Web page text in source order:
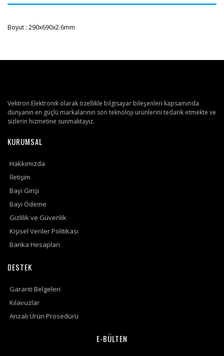
Boyut : 290x690x2.6mm
Vektron Elektronik olarak özellikle bilgisayar bileşenleri kapsamında
dünyanın en güçlü markalarının son teknoloji ürünlerini tedarik etmekte ve
sizlerin hizmetine sunmaktayız.
KURUMSAL
Hakkımızda
İletişim
Bayi Girişi
Bayi Ödeme
Gizlilik ve Güvenlik
Kişisel Veriler Politikası
Banka Hesapları
DESTEK
Garanti Belgeleri
Kılavuzlar
Arızalı Ürün Prosedürü
E-BÜLTEN